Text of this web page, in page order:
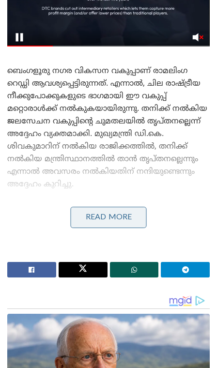
ബെംഗളൂരു നഗര വികസന വകുപ്പാണ് രാമലിംഗ
റെഡ്ഡി ആവശ്യപ്പെട്ടിരുന്നത്. എന്നാൽ, ചില രാഷ്ട്രീയ
നീക്കുപോക്കുകളുടെ ഭാഗമായി ഈ വകുപ്പ്
മറ്റൊരാൾക്ക് നൽകുകയായിരുന്നു. തനിക്ക് നൽകിയ
ജലസേചന വകുപ്പിന്റെ ചുമതലയിൽ തൃപ്തനല്ലെന്ന്
അദ്ദേഹം വ്യക്തമാക്കി. മുഖ്യമന്ത്രി ഡി.കെ.
ശിവകുമാറിന് നൽകിയ രാജിക്കത്തിൽ, തനിക്ക്
നൽകിയ മന്ത്രിസ്ഥാനത്തിൽ താൻ തൃപ്തനല്ലെന്നും
എന്നാൽ അവസരം നൽകിയതിന് നന്ദിയുണ്ടെന്നും
അദ്ദേഹം കുറിച്ചു.
Stories you may like
നേട്ടത്തിൽ ഭാരതം!
കുട്ടികളുടെ മാനസികാരോഗ്യം തകർത്തു, ഫോണിന്
ഇന്ന് രാവിലെ സമർപ്പിച്ച രാജിക്കത്ത് മുഖ്യമന്ത്രി
ഡി.കെ. ശിവകുമാർ ഇതുവരെ സ്വീകരിച്ചിട്ടില്ല. ഇന്നലെ
രാത്രിയോടെയാണ് 13 മന്ത്രിമാർ സത്യപ്രതിജ്ഞ
ചെയ്ത് അധികാരമേറ്റത്. രാജ്യസഭാ തിരഞ്ഞെടുപ്പിന്
READ MORE